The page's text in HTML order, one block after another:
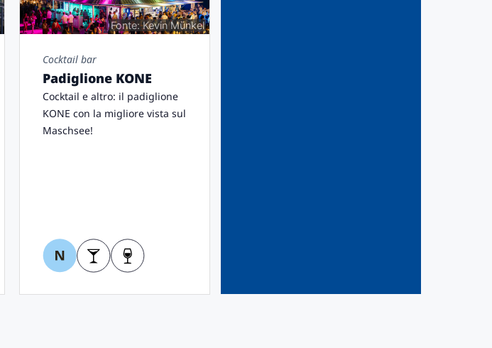
Fonte: Kevin Münkel
Cocktail bar
Padiglione KONE
Cocktail e altro: il padiglione
KONE con la migliore vista sul
Maschsee!